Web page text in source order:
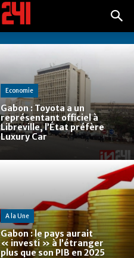
Economie
Gabon : Toyota a un
représentant officiel à
Libreville, l’État préfère
Luxury Car
A la Une
Gabon : le pays aurait
« investi » à l’étranger
plus que son PIB en 2025